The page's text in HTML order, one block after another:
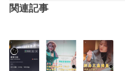
関連記事